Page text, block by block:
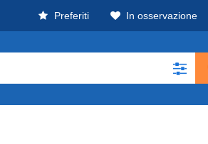
Preferiti In osservazione